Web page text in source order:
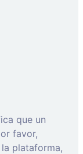
que un
favor,
plataforma,